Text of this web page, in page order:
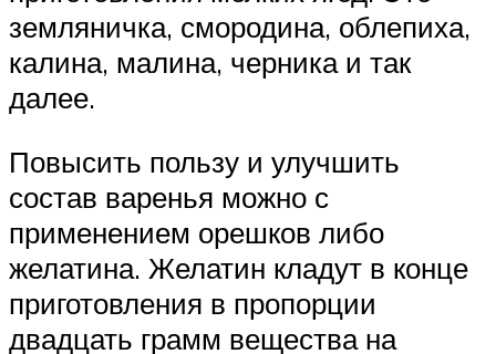
земляничка, смородина, облепиха,
калина, малина, черника и так
далее.
Повысить пользу и улучшить
состав варенья можно с
применением орешков либо
желатина. Желатин кладут в конце
приготовления в пропорции
двадцать грамм вещества на